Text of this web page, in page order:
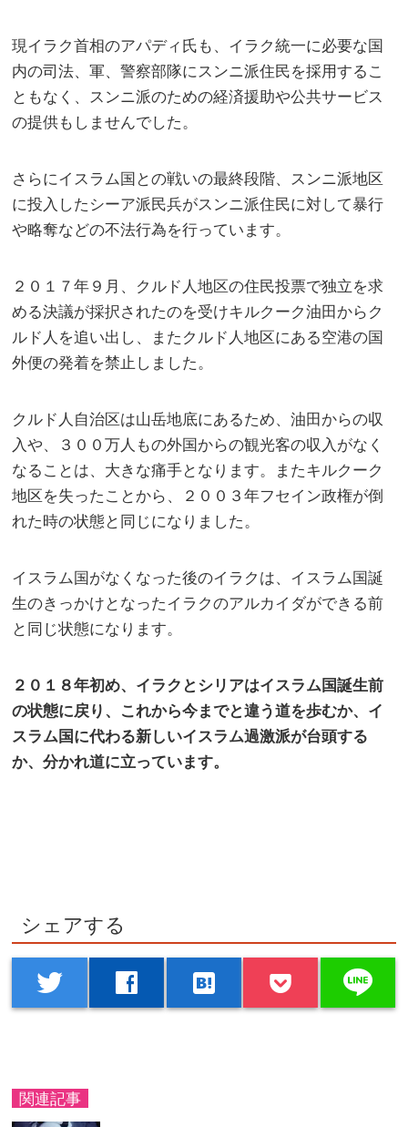
現イラク首相のアパディ氏も、イラク統一に必要な国
内の司法、軍、警察部隊にスンニ派住民を採用するこ
ともなく、スンニ派のための経済援助や公共サービス
の提供もしませんでした。
さらにイスラム国との戦いの最終段階、スンニ派地区
に投入したシーア派民兵がスンニ派住民に対して暴行
や略奪などの不法行為を行っています。
２０１７年９月、クルド人地区の住民投票で独立を求
める決議が採択されたのを受けキルクーク油田からク
ルド人を追い出し、またクルド人地区にある空港の国
外便の発着を禁止しました。
クルド人自治区は山岳地底にあるため、油田からの収
入や、３００万人もの外国からの観光客の収入がなく
なることは、大きな痛手となります。またキルクーク
地区を失ったことから、２００３年フセイン政権が倒
れた時の状態と同じになりました。
イスラム国がなくなった後のイラクは、イスラム国誕
生のきっかけとなったイラクのアルカイダができる前
と同じ状態になります。
２０１８年初め、イラクとシリアはイスラム国誕生前
の状態に戻り、これから今までと違う道を歩むか、イ
スラム国に代わる新しいイスラム過激派が台頭する
か、分かれ道に立っています。
シェアする
twitter facebook hatenabookmark line
関連記事